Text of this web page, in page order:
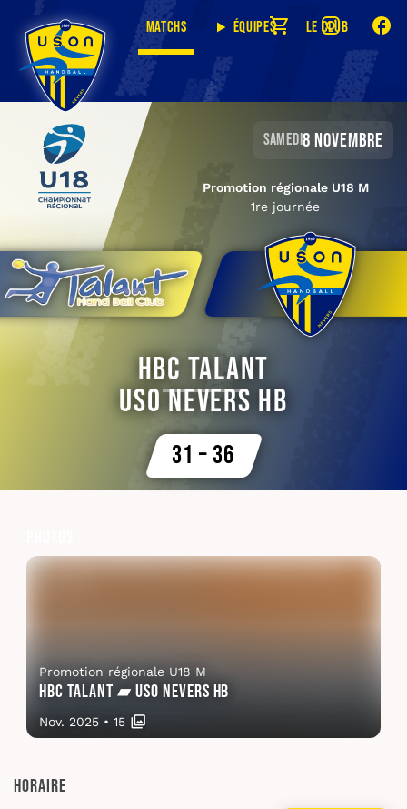
Matchs Équipes Le club
samedi8 novembre
Promotion régionale U18 M
1re journée
HBC Talant
USO Nevers HB
31 – 36
Promotion régionale U18 M
HBC Talant ▰ USO Nevers HB
Nov. 2025 • 15
Horaire